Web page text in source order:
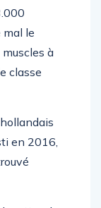
up. Mais
mal le
à
en 2016,